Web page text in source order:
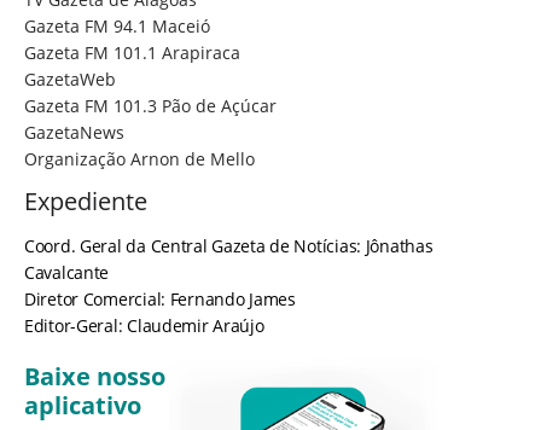
Gazeta FM 94.1 Maceió
Gazeta FM 101.1 Arapiraca
GazetaWeb
Gazeta FM 101.3 Pão de Açúcar
GazetaNews
Organização Arnon de Mello
Expediente
Coord. Geral da Central Gazeta de Notícias: Jônathas
Cavalcante
Diretor Comercial: Fernando James
Editor-Geral: Claudemir Araújo
Baixe nosso
aplicativo